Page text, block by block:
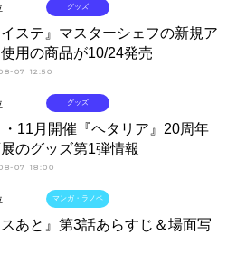
イステ』マスターシェフの新規ア
用の商品が10/24発売
07 12:50
グッズ
・11月開催『ヘタリア』20周年
のグッズ第1弾情報
07 18:00
グッズ
スあと』第3話あらすじ＆場面写
マンガ・ラノベ